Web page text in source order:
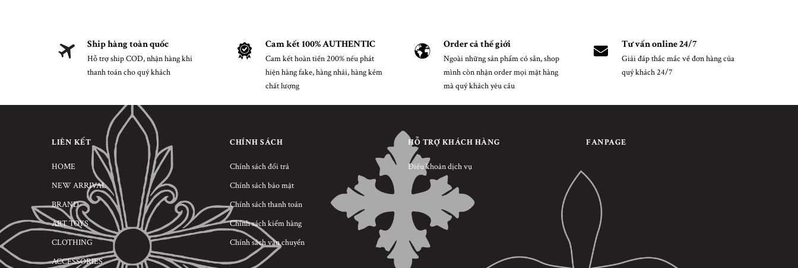
Ship hàng toàn quốc
Hỗ trợ ship COD, nhận hàng khi
thanh toán cho quý khách
Cam kết 100% AUTHENTIC
Cam kết hoàn tiền 200% nếu phát
hiện hàng fake, hàng nhái, hàng kém
chất lượng
Order cả thế giới
Ngoài những sản phẩm có sẵn, shop
mình còn nhận order mọi mặt hàng
mà quý khách yêu cầu
Tư vấn online 24/7
Giải đáp thắc mắc về đơn hàng của
quý khách 24/7
LIÊN KẾT
HOME
NEW ARRIVAL
BRAND
ART TOYS
CLOTHING
ACCESSORIES
CHÍNH SÁCH
Chính sách đổi trả
Chính sách bảo mật
Chính sách thanh toán
Chính sách kiểm hàng
Chính sách vận chuyển
HỖ TRỢ KHÁCH HÀNG
Điều khoản dịch vụ
FANPAGE